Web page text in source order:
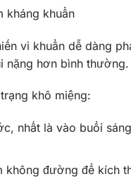
kháng khuẩn
vi khuẩn dễ dàng
nặng hơn bình thường.
khô miệng:
nhất là vào buổi
không đường để kích